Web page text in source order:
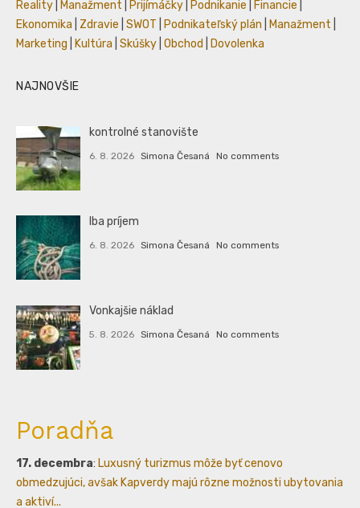
Reality
Manažment Prijímáčky Podnikanie Financie
Ekonomika
Zdravie SWOT Podnikateľský plán Manažment
Marketing
Kultúra Skúšky Obchod Dovolenka
NAJNOVŠIE
kontrolné stanovište
6. 8. 2026 Simona Česaná No comments
Iba príjem
6. 8. 2026 Simona Česaná No comments
Vonkajšie náklad
5. 8. 2026 Simona Česaná No comments
Poradňa
17. decembra: Luxusný turizmus môže byť cenovo
obmedzujúci, avšak Kapverdy majú rôzne možnosti ubytovania
a aktiví...